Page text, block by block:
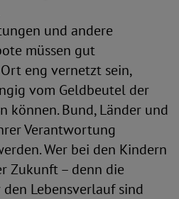
und andere
müssen gut
eng vernetzt sein,
vom Geldbeutel der
können. Bund, Länder und
Verantwortung
Wer bei den Kindern
Zukunft – denn die
Lebensverlauf sind